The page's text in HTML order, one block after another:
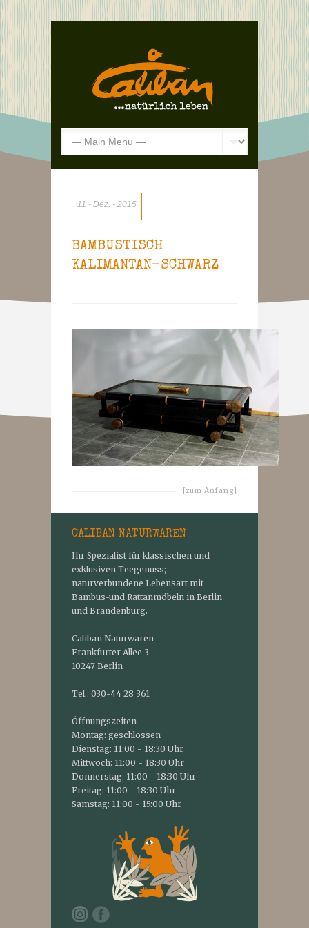
11 Dez. 2015
BAMBUSTISCH
KALIMANTAN-SCHWARZ
[zum Anfang]
CALIBAN NATURWAREN
Ihr Spezialist für klassischen und
exklusiven Teegenuss;
naturverbundene Lebensart mit
Bambus-und Rattanmöbeln in Berlin
und Brandenburg.
Caliban Naturwaren
Frankfurter Allee 3
10247 Berlin
Tel.: 030-44 28 361
Öffnungszeiten
Montag: geschlossen
Dienstag: 11:00 - 18:30 Uhr
Mittwoch: 11:00 - 18:30 Uhr
Donnerstag: 11:00 - 18:30 Uhr
Freitag: 11:00 - 18:30 Uhr
Samstag: 11:00 - 15:00 Uhr